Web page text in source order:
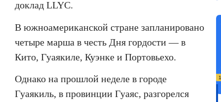
доклад LLYC.
В южноамериканской стране запланировано
четыре марша в честь Дня гордости — в
Кито, Гуаякиле, Куэнке и Портовьехо.
Однако на прошлой неделе в городе
Гуаякиль, в провинции Гуаяс, разгорелся